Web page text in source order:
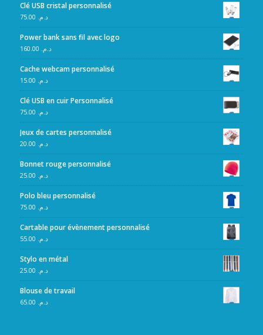
Clé USB cristal personnalisé
د.م.
Power bank sans fil avec logo
د.م.
Cache webcam personnalisé
د.م.
Clé USB en cuir Personnalisé
د.م.
Jeux de cartes personnalisé
د.م.
Bonnet rouge personnalisé
د.م.
Polo bleu personnalisé
د.م.
Cartable pour évènement personnalisé
د.م.
Stylo en métal
د.م.
Blouse de travail
د.م.